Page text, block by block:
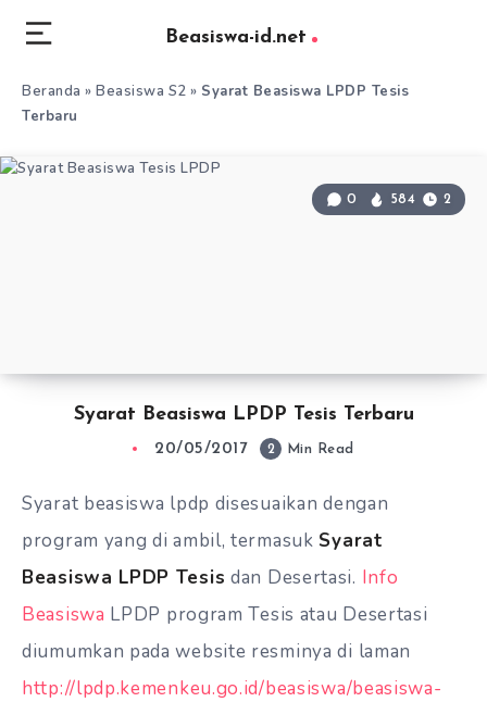
Beasiswa-id.net
Beranda » Beasiswa S2 » Syarat Beasiswa LPDP Tesis
Terbaru
Syarat Beasiswa LPDP Tesis Terbaru
0 584 2
20/05/2017 2 Min Read
Syarat beasiswa lpdp disesuaikan dengan
program yang di ambil, termasuk Syarat
Beasiswa LPDP Tesis dan Desertasi. Info
Beasiswa LPDP program Tesis atau Desertasi
diumumkan pada website resminya di laman
http://lpdp.kemenkeu.go.id/beasiswa/beasiswa-